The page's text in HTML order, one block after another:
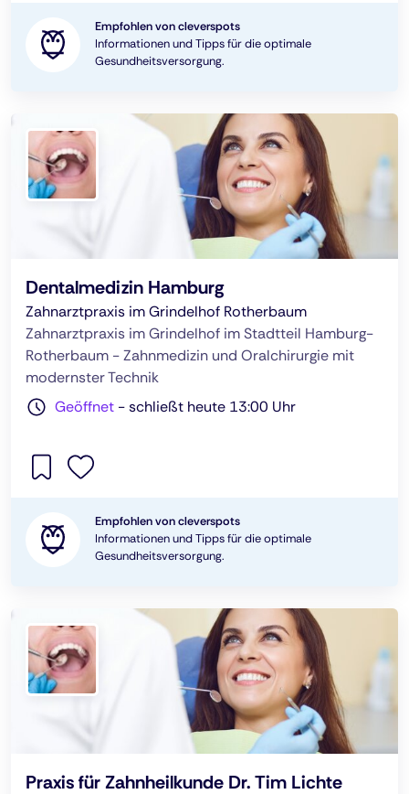
Empfohlen von cleverspots
Informationen und Tipps für die optimale
Gesundheitsversorgung.
Dentalmedizin Hamburg
Zahnarztpraxis im Grindelhof Rotherbaum
Zahnarztpraxis im Grindelhof im Stadtteil Hamburg-
Rotherbaum - Zahnmedizin und Oralchirurgie mit
modernster Technik
Geöffnet -schließt heute 13:00 Uhr
Empfohlen von cleverspots
Informationen und Tipps für die optimale
Gesundheitsversorgung.
Praxis für Zahnheilkunde Dr. Tim Lichte